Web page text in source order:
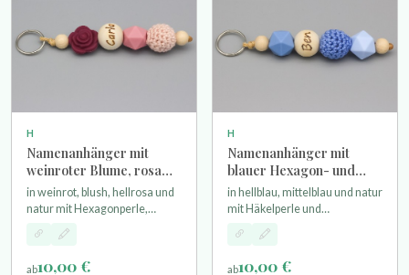
H
Namenanhänger mit
weinroter Blume, rosa
Häkelperle und
Wunschgravur
in weinrot, blush, hellrosa und
natur mit Hexagonperle,
Häkelperle und Rose als
Motivperle einer gravierte
ab10,00 €
H
Namenanhänger mit
blauer Hexagon- und
Häkelperle und
Wunschgravur
in hellblau, mittelblau und natur
mit Häkelperle und
Hexagonperlen einer gravierte
Namensperle und
ab10,00 €